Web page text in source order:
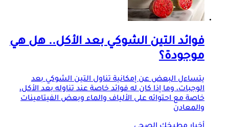
فوائد التين الشوكي بعد الأكل.. هل هي
موجودة؟
يتساءل البعض عن إمكانية تناول التين الشوكي بعد
الوجبات، وما إذا كان له فوائد خاصة عند تناوله بعد الأكل،
خاصة مع احتوائه على الألياف والماء وبعض الفيتامينات
والمعادن